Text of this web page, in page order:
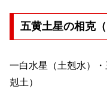
五黄土星の相克（
一白水星（土剋水）
剋土）